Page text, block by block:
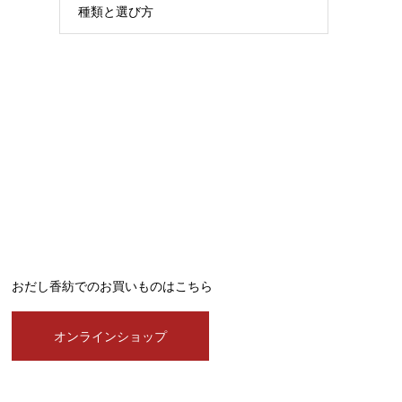
種類と選び方
おだし香紡でのお買いものはこちら
オンラインショップ